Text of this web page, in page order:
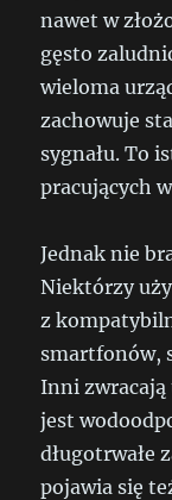
nawet w
gęsto
wieloma
zachowuje
sygnału. To
pracujących
Jednak nie
Niektórzy
z
smartfonów,
Inni zwracają
jest
długotrwałe
pojawia się